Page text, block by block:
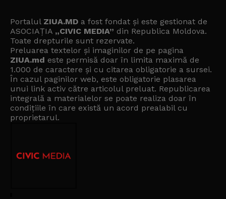
Portalul ZIUA.MD a fost fondat și este gestionat de
ASOCIAȚIA „CIVIC MEDIA” din Republica Moldova.
Toate drepturile sunt rezervate.
Preluarea textelor și imaginilor de pe pagina
ZIUA.md este permisă doar în limita maximă de
1.000 de caractere și cu citarea obligatorie a sursei.
În cazul paginilor web, este obligatorie plasarea
unui link activ către articolul preluat. Republicarea
integrală a materialelor se poate realiza doar în
condițiile în care există un acord prealabil cu
proprietarul.